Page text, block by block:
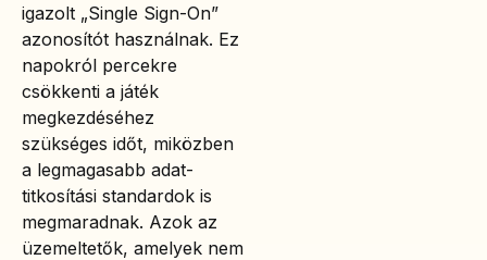
igazolt „Single Sign-On”
azonosítót használnak. Ez
napokról percekre
csökkenti a játék
megkezdéséhez
szükséges időt, miközben
a legmagasabb adat-
titkosítási standardok is
megmaradnak. Azok az
üzemeltetők, amelyek nem